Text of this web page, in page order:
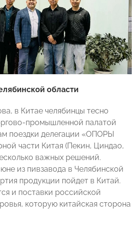
области
в Китае челябинцы тесно
промышленной палатой
поездки делегации «ОПОРЫ
части Китая (Пекин, Циндао,
важных решений.
из пивзавода в Челябинской
продукции пойдет в Китай.
и поставки российской
которую китайская сторона